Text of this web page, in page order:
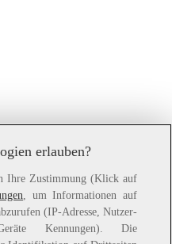
has occurred while
the browser console
for more
erlauben?
Ihre Zustimmung (Klick auf
, um Informationen auf
(IP-Adresse, Nutzer-
Kennungen). Die